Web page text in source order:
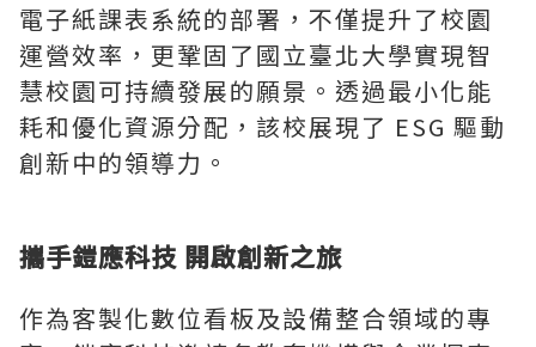
電子紙課表系統的部署，不僅提升了校園
運營效率，更鞏固了國立臺北大學實現智
慧校園可持續發展的願景。透過最小化能
耗和優化資源分配，該校展現了 ESG 驅動
創新中的領導力。
攜手鎧應科技 開啟創新之旅
作為客製化數位看板及設備整合領域的專